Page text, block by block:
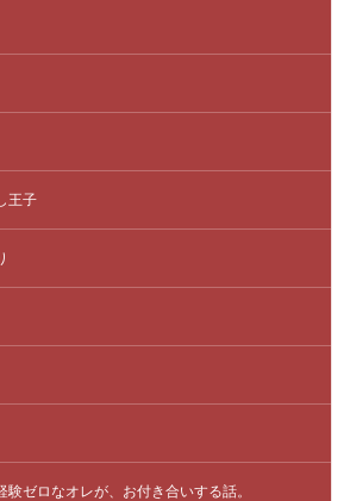
王子
ゼロなオレが、お付き合いする話。